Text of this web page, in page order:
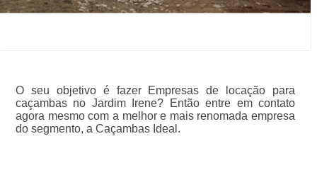
O seu objetivo é fazer Empresas de locação para
caçambas no Jardim Irene? Então entre em contato
agora mesmo com a melhor e mais renomada empresa
do segmento, a Caçambas Ideal.